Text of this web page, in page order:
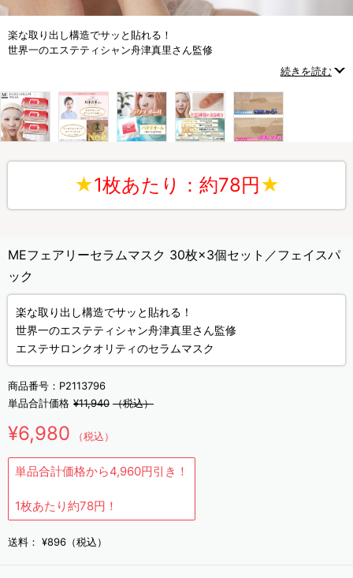
楽な取り出し構造でサッと貼れる！
世界一のエステティシャン舟津真里さん監修
続きを読む
★1枚あたり：約78円★
MEフェアリーセラムマスク 30枚×3個セット／フェイスパ
ック
楽な取り出し構造でサッと貼れる！
世界一のエステティシャン舟津真里さん監修
エステサロンクオリティのセラムマスク
商品番号： P2113796
単品合計価格 ¥11,940 （税込）
¥6,980 （税込）
単品合計価格から4,960円引き！
1枚あたり約78円！
送料： ¥896（税込）